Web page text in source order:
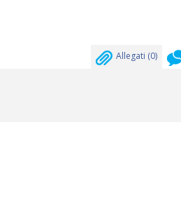
Allegati (0)